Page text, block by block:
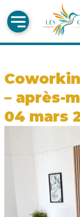
– après-
04 mars